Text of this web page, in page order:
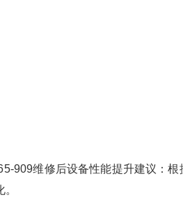
909维修后设备性能提升建议：